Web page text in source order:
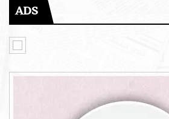
ADS